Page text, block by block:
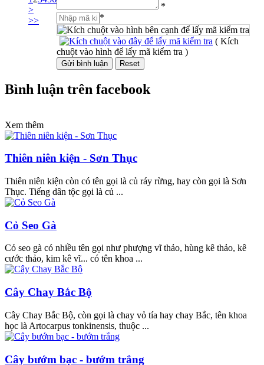
>
>>
*
*
( Kích
chuột vào hình để lấy mã kiểm tra )
Bình luận trên facebook
Xem thêm
Thiên niên kiện - Sơn Thục
Thiên niên kiện còn có tên gọi là củ ráy rừng, hay còn gọi là Sơn
Thục. Tiếng dân tộc gọi là củ ...
Cỏ Seo Gà
Cỏ seo gà có nhiều tên gọi như phượng vĩ thảo, hùng kê thảo, kê
cước thảo, kim kê vĩ... có tên khoa ...
Cây Chay Bắc Bộ
Cây Chay Bắc Bộ, còn gọi là chay vỏ tía hay chay Bắc, tên khoa
học là Artocarpus tonkinensis, thuộc ...
Cây bướm bạc - bướm trắng